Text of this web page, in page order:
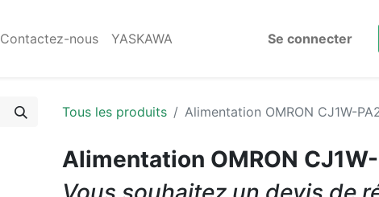
Contactez-nous YASKAWA Se connecter
Tous les produits Alimentation OMRON CJ1W-
Alimentation OMRON